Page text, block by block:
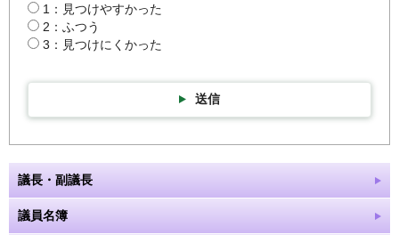
1：見つけやすかった
2：ふつう
3：見つけにくかった
送信
議長・副議長
議員名簿